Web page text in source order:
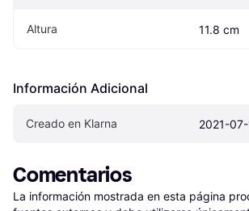
Altura 11.8 cm
Información Adicional
Creado en Klarna 2021-
Comentarios
La información mostrada en esta página